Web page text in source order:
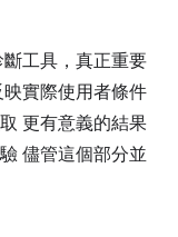
工具，真正重要
實際使用者條件
更有意義的結果
儘管這個部分並